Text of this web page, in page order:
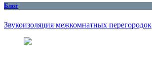
Блог
Звукоизоляция межкомнатных перегородок